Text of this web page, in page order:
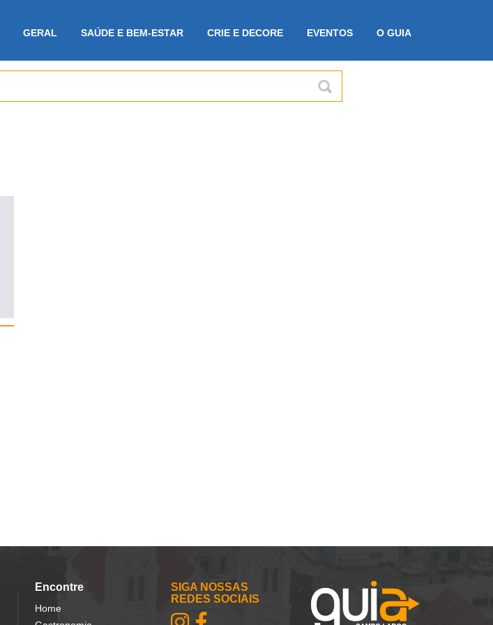
GERAL SAÚDE E BEM-ESTAR CRIE E DECORE EVENTOS O GUIA
Encontre
Home
SIGA NOSSAS
REDES SOCIAIS